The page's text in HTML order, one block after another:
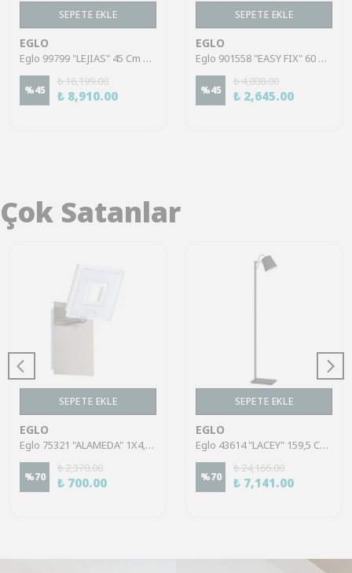
SEPETE EKLE
EGLO
Eglo 99799 "LEJIAS" 45 Cm Uzunluğunda Çelik Siyah Tavan Armatürü
%45
₺ 16,199.00
₺ 8,910.00
SEPETE EKLE
EGLO
Eglo 901558 "EASY FIX" 60 Cm Uzunluğunda Plastik Gri Etanj Duvar Tavan Lambası Ip65
%45
₺ 4,808.00
₺ 2,645.00
Çok Satanlar
SEPETE EKLE
EGLO
Eglo 75321 "ALAMEDA" 1X4,5W Çelik Nikel Mat Sıva Üstü Spot
%70
₺ 2,370.00
₺ 700.00
SEPETE EKLE
EGLO
Eglo 43614 "LACEY" 159,5 Cm Yüksekliğinde Çelik, Ahşap Köşe Lambası Lambader
%70
₺ 24,166.00
₺ 7,141.00